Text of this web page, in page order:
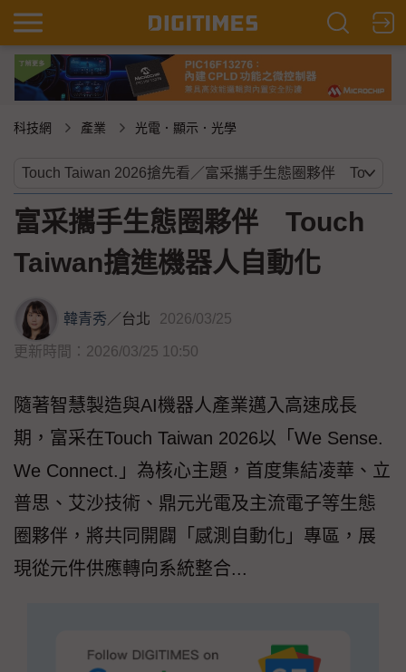
科技網 產業 光電．顯示．光學
富采攜手生態圈夥伴 Touch
Taiwan搶進機器人自動化
韓青秀／台北 2026/03/25
更新時間：2026/03/25 10:50
隨著智慧製造與AI機器人產業邁入高速成長
期，富采在Touch Taiwan 2026以「We Sense.
We Connect.」為核心主題，首度集結凌華、立
普思、艾沙技術、鼎元光電及主流電子等生態
圈夥伴，將共同開闢「感測自動化」專區，展
現從元件供應轉向系統整合...